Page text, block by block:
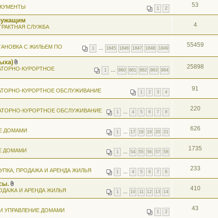
1 2 53
СЛУЖБА 4
1 1845 1846 1847 1848 1849
С ЖИЛЬЕМ ПО
55459
В
о
е
я
1 860 861 862 863 864
КУРОРТНОЕ
25898
1 2 3 4
КУРОРТНОЕ ОБСЛУЖИВАНИЕ 91
1 4 5 6 7 8
КУРОРТНОЕ ОБСЛУЖИВАНИЕ 220
1 17 18 19 20 21
ДОМАМИ 626
1 54 55 56 57 58
ДОМАМИ 1735
1 4 5 6 7 8
ПРОДАЖА И АРЕНДА ЖИЛЬЯ 233
В
о
е
1 10 11 12 13 14
И АРЕНДА ЖИЛЬЯ 410
1 2
УПРАВЛЕНИЕ ДОМАМИ 43